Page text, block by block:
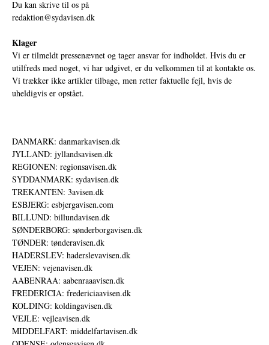
Du kan skrive til os på
redaktion@sydavisen.dk
Klager
Vi er tilmeldt pressenævnet og tager ansvar for indholdet. Hvis du er
utilfreds med noget, vi har udgivet, er du velkommen til at kontakte os.
Vi trækker ikke artikler tilbage, men retter faktuelle fejl, hvis de
uheldigvis er opstået.
DANMARK: danmarkavisen.dk
JYLLAND: jyllandsavisen.dk
REGIONEN: regionsavisen.dk
SYDDANMARK: sydavisen.dk
TREKANTEN: 3avisen.dk
ESBJERG: esbjergavisen.com
BILLUND: billundavisen.dk
SØNDERBORG: sønderborgavisen.dk
TØNDER: tønderavisen.dk
HADERSLEV: haderslevavisen.dk
VEJEN: vejenavisen.dk
AABENRAA: aabenraaavisen.dk
FREDERICIA: fredericiaavisen.dk
KOLDING: koldingavisen.dk
VEJLE: vejleavisen.dk
MIDDELFART: middelfartavisen.dk